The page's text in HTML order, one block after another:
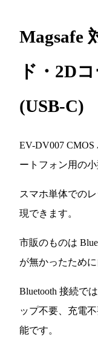
Magsafe
ド・2D
(USB-C)
EV-DV007
ートフォン用の
スマホ単体での
現できます。
市販のものは
が無かったために
Bluetooth 接続で
ップ不要、充電
能です。